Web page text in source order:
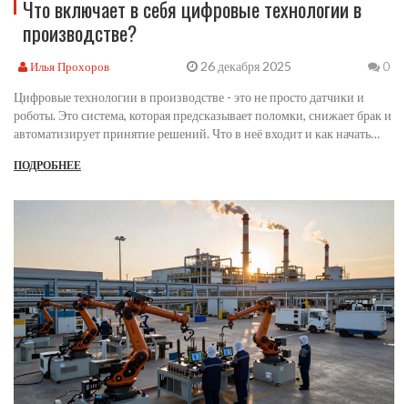
Что включает в себя цифровые технологии в
производстве?
Илья Прохоров 26 декабря 2025 0
Цифровые технологии в производстве - это не просто датчики и
роботы. Это система, которая предсказывает поломки, снижает брак и
автоматизирует принятие решений. Что в неё входит и как начать
ПОДРОБНЕЕ